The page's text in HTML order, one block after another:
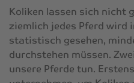
Koliken lassen sich nicht
ziemlich jedes Pferd wird
statistisch gesehen,
durchstehen müssen.
unsere Pferde tun.